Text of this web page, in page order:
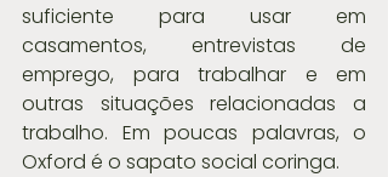
suficiente para usar em
casamentos, entrevistas de
emprego, para trabalhar e em
outras situações relacionadas a
trabalho. Em poucas palavras, o
Oxford é o sapato social coringa.